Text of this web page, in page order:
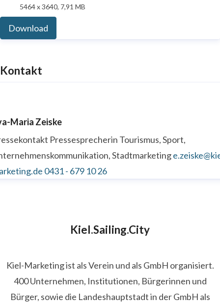
5464 x 3640, 7,91 MB
Download
Kontakt
Maria Zeiske
Pressesprecherin Tourismus, Sport,
Stadtmarketing
0431 - 679 10 26
Kiel.Sailing.City
Kiel-Marketing ist als Verein und als GmbH organisiert.
400 Unternehmen, Institutionen, Bürgerinnen und
Bürger, sowie die Landeshauptstadt in der GmbH als